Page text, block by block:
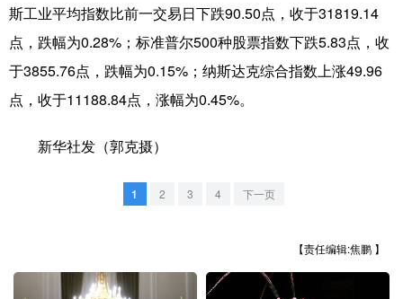
文化产业
地方频道
江西
斯工业平均指数比前一交易日下跌90.50点，收于31819.14
点，跌幅为0.28%；标准普尔500种股票指数下跌5.83点，收
于3855.76点，跌幅为0.15%；纳斯达克综合指数上涨49.96
点，收于11188.84点，涨幅为0.45%。
新华社发（郭克摄）
1 2 3 4 下一页
【责任编辑:焦鹏 】